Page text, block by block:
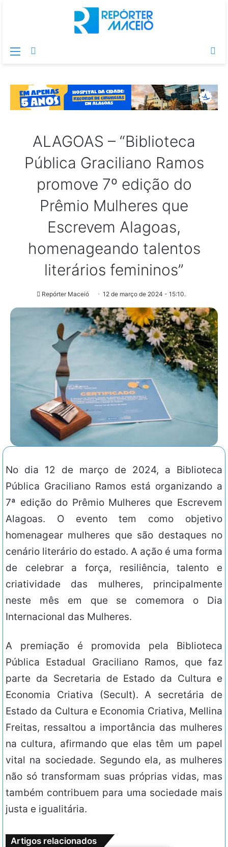
Menu
ALAGOAS – “Biblioteca
Pública Graciliano Ramos
promove 7º edição do
Prêmio Mulheres que
Escrevem Alagoas,
homenageando talentos
literários femininos”
Repórter Maceió 12 de março de 2024 - 15:10.
No dia 12 de março de 2024, a Biblioteca
Pública Graciliano Ramos está organizando a
7ª edição do Prêmio Mulheres que Escrevem
Alagoas. O evento tem como objetivo
homenagear mulheres que são destaques no
cenário literário do estado. A ação é uma forma
de celebrar a força, resiliência, talento e
criatividade das mulheres, principalmente
neste mês em que se comemora o Dia
Internacional das Mulheres.
A premiação é promovida pela Biblioteca
Pública Estadual Graciliano Ramos, que faz
parte da Secretaria de Estado da Cultura e
Economia Criativa (Secult). A secretária de
Estado da Cultura e Economia Criativa, Mellina
Freitas, ressaltou a importância das mulheres
na cultura, afirmando que elas têm um papel
vital na sociedade. Segundo ela, as mulheres
não só transformam suas próprias vidas, mas
também contribuem para uma sociedade mais
justa e igualitária.
Artigos relacionados